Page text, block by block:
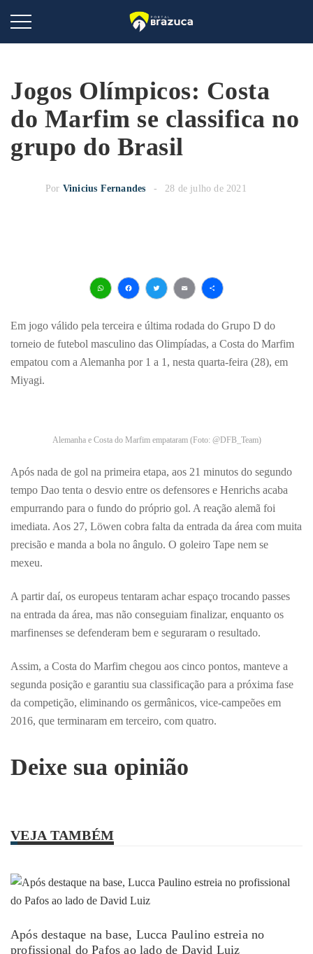
Jogos Olímpicos: Costa
do Marfim se classifica no
grupo do Brasil
Por Vinicius Fernandes 28 de julho de 2021
Em jogo válido pela terceira e última rodada do Grupo D do
torneio de futebol masculino das Olimpíadas, a Costa do Marfim
empatou com a Alemanha por 1 a 1, nesta quarta-feira (28), em
Miyagi.
Alemanha e Costa do Marfim empataram (Foto: @DFB_Team)
Após nada de gol na primeira etapa, aos 21 minutos do segundo
tempo Dao tenta o desvio entre os defensores e Henrichs acaba
empurrando para o fundo do próprio gol. A reação alemã foi
imediata. Aos 27, Löwen cobra falta da entrada da área com muita
precisão e manda a bola no ângulo. O goleiro Tape nem se
mexeu.
A partir daí, os europeus tentaram achar espaço trocando passes
na entrada da área, mas não conseguiam finalizar, enquanto os
marfinenses se defenderam bem e seguraram o resultado.
Assim, a Costa do Marfim chegou aos cinco pontos, manteve a
segunda posição e garantiu sua classificação para a próxima fase
da competição, eliminando os germânicos, vice-campeões em
2016, que terminaram em terceiro, com quatro.
Deixe sua opinião
VEJA TAMBÉM
Após destaque na base, Lucca Paulino estreia no
profissional do Pafos ao lado de David Luiz